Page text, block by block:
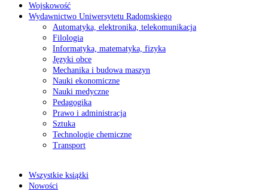
Wojskowość
Wydawnictwo Uniwersytetu Radomskiego
Automatyka, elektronika, telekomunikacja
Filologia
Informatyka, matematyka, fizyka
Języki obce
Mechanika i budowa maszyn
Nauki ekonomiczne
Nauki medyczne
Pedagogika
Prawo i administracja
Sztuka
Technologie chemiczne
Transport
Wszystkie książki
Nowości